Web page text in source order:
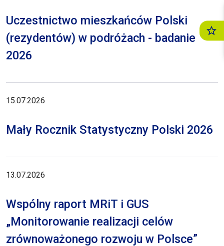
Uczestnictwo mieszkańców Polski
(rezydentów) w podróżach - badanie
2026
15.07.2026
Mały Rocznik Statystyczny Polski 2026
13.07.2026
Wspólny raport MRiT i GUS
„Monitorowanie realizacji celów
zrównoważonego rozwoju w Polsce”